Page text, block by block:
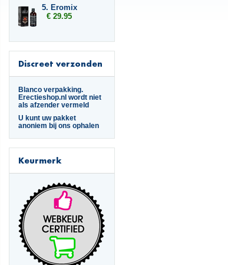
5. Eromix
€ 29.95
Discreet verzonden
Blanco verpakking.
Erectieshop.nl wordt niet
als afzender vermeld
U kunt uw pakket
anoniem bij ons ophalen
Keurmerk